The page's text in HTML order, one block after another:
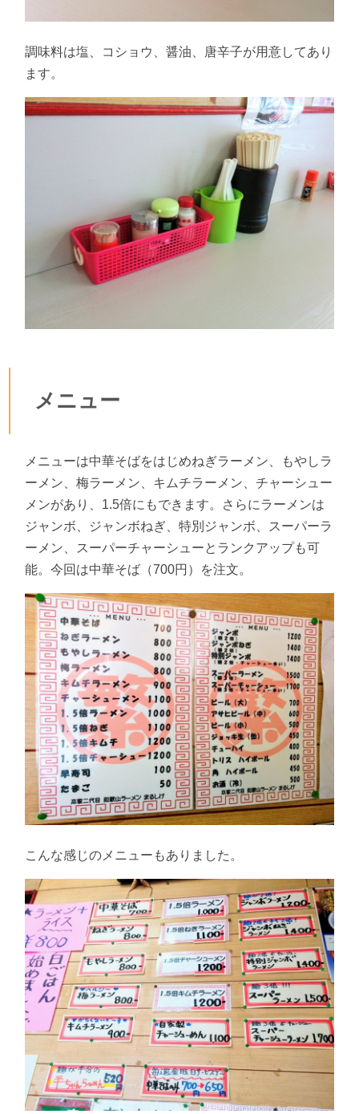
調味料は塩、コショウ、醤油、唐辛子が用意してあり
ます。
メニュー
メニューは中華そばをはじめねぎラーメン、もやしラ
ーメン、梅ラーメン、キムチラーメン、チャーシュー
メンがあり、1.5倍にもできます。さらにラーメンは
ジャンボ、ジャンボねぎ、特別ジャンボ、スーパーラ
ーメン、スーパーチャーシューとランクアップも可
能。今回は中華そば（700円）を注文。
こんな感じのメニューもありました。